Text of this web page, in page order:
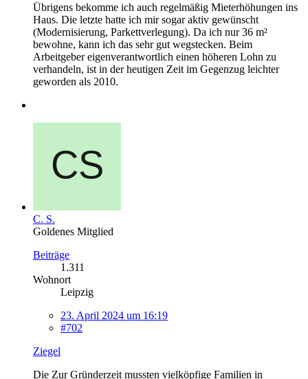
Übrigens bekomme ich auch regelmäßig Mieterhöhungen ins
Haus. Die letzte hatte ich mir sogar aktiv gewünscht
(Modernisierung, Parkettverlegung). Da ich nur 36 m²
bewohne, kann ich das sehr gut wegstecken. Beim
Arbeitgeber eigenverantwortlich einen höheren Lohn zu
verhandeln, ist in der heutigen Zeit im Gegenzug leichter
geworden als 2010.
C. S.
Goldenes Mitglied
Beiträge
1.311
Wohnort
Leipzig
23. April 2024 um 16:19
#702
Ziegel
Die Zur Gründerzeit mussten vielköpfige Familien in